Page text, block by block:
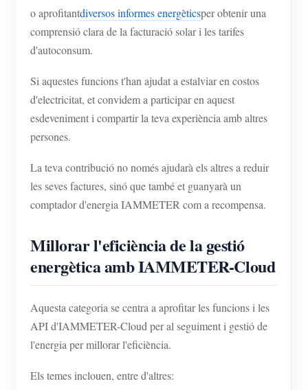
o aprofitantdiversos informes energèticsper obtenir una
comprensió clara de la facturació solar i les tarifes
d'autoconsum.
Si aquestes funcions t'han ajudat a estalviar en costos
d'electricitat, et convidem a participar en aquest
esdeveniment i compartir la teva experiència amb altres
persones.
La teva contribució no només ajudarà els altres a reduir
les seves factures, sinó que també et guanyarà un
comptador d'energia IAMMETER com a recompensa.
Millorar l'eficiència de la gestió
energètica amb IAMMETER-Cloud
Aquesta categoria se centra a aprofitar les funcions i les
API d'IAMMETER-Cloud per al seguiment i gestió de
l'energia per millorar l'eficiència.
Els temes inclouen, entre d'altres: